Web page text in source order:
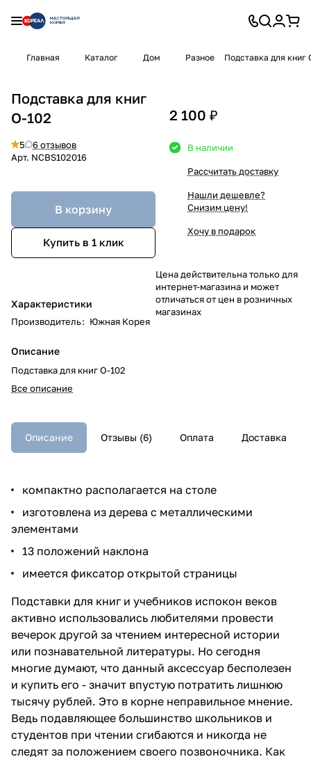
Главная Каталог Дом Разное Подставка для книг
Подставка для книг
O-102
5
6 отзывов
Арт. NCBS102016
В корзину
Купить в 1 клик
Характеристики
Производитель: Южная Корея
Описание
Подставка для книг O-102
Все описание
2 100 ₽
В наличии
Рассчитать доставку
Нашли дешевле?
Снизим цену!
Хочу в подарок
Цена действительна только для
интернет-магазина и может
отличаться от цен в розничных
магазинах
Описание Отзывы (6) Оплата Доставка
компактно располагается на столе
изготовлена из дерева с металлическими
элементами
13 положений наклона
имеется фиксатор открытой страницы
Подставки для книг и учебников испокон веков
активно использовались любителями провести
вечерок другой за чтением интересной истории
или познавательной литературы. Но сегодня
многие думают, что данный аксессуар бесполезен
и купить его - значит впустую потратить лишнюю
тысячу рублей. Это в корне неправильное мнение.
Ведь подавляющее большинство школьников и
студентов при чтении сгибаются и никогда не
следят за положением своего позвоночника. Как